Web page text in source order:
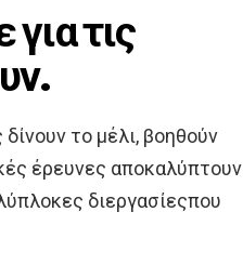
τις
το μέλι, βοηθούν
έρευνες αποκαλύπτουν
διεργασίεςπου